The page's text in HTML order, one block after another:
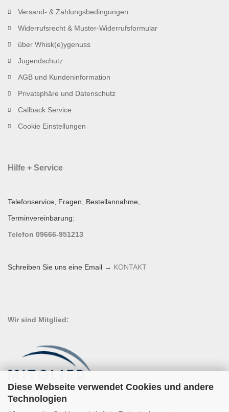
Diese Webseite verwendet Cookies und andere
Technologien
Versand- & Zahlungsbedingungen
Widerrufsrecht & Muster-Widerrufsformular
über Whisk(e)ygenuss
Jugendschutz
AGB und Kundeninformation
Privatsphäre und Datenschutz
Callback Service
Cookie Einstellungen
Hilfe + Service
Telefonservice, Fragen, Bestellannahme,
Terminvereinbarung:
Telefon 09666-951213
Schreiben Sie uns eine Email → KONTAKT
Wir sind Mitglied: